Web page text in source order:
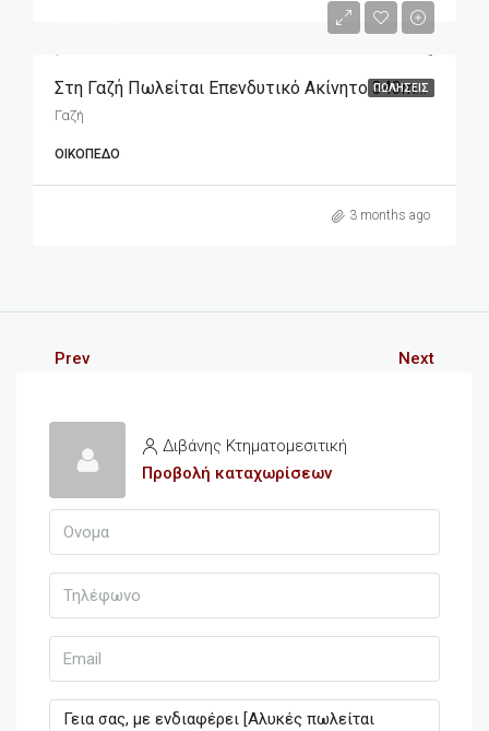
ΠΩΛΉΣΕΙΣ
Στη Γαζή Πωλείται Επενδυτικό Ακίνητο 343m2 (οικόπεδο), Διαμπερές
Γαζή
ΟΙΚΌΠΕΔΟ
3 months ago
Prev Next
Διβάνης Κτηματομεσιτική
Προβολή καταχωρίσεων